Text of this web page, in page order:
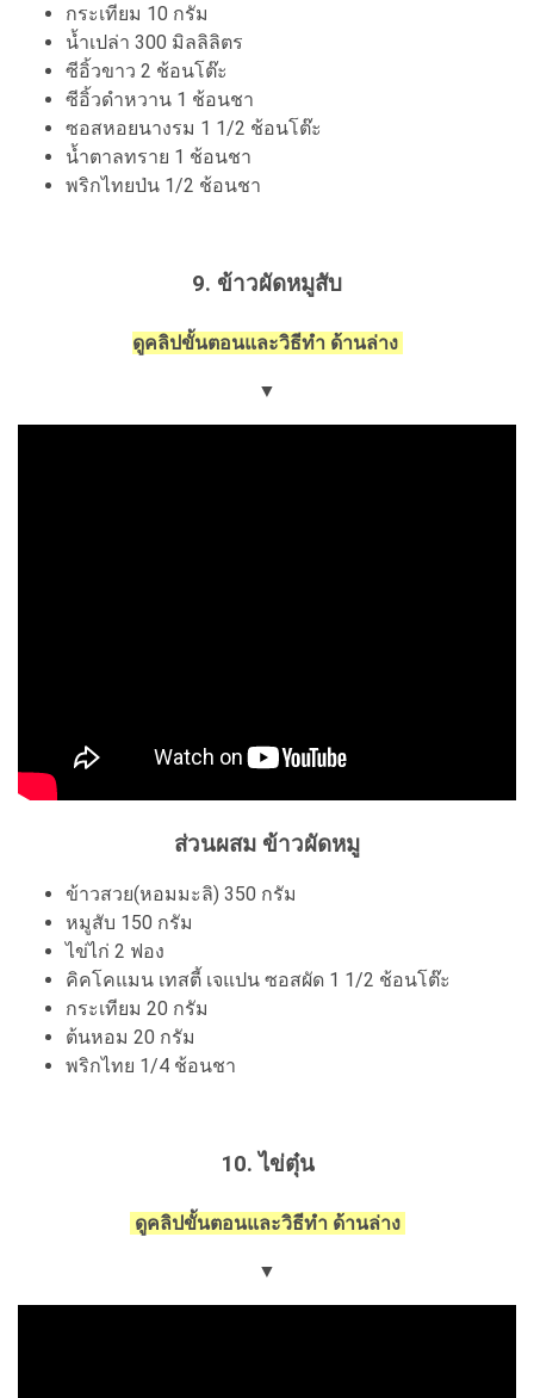
กระเทียม 10 กรัม
น้ำเปล่า 300 มิลลิลิตร
ซีอิ้วขาว 2 ช้อนโต๊ะ
ซีอิ้วดำหวาน 1 ช้อนชา
ซอสหอยนางรม 1 1/2 ช้อนโต๊ะ
น้ำตาลทราย 1 ช้อนชา
พริกไทยป่น 1/2 ช้อนชา
9. ข้าวผัดหมูสับ
ดูคลิปขั้นตอนและวิธีทำ ด้านล่าง
▼
ส่วนผสม ข้าวผัดหมู
ข้าวสวย(หอมมะลิ) 350 กรัม
หมูสับ 150 กรัม
ไข่ไก่ 2 ฟอง
คิคโคแมน เทสตี้ เจแปน ซอสผัด 1 1/2 ช้อนโต๊ะ
กระเทียม 20 กรัม
ต้นหอม 20 กรัม
พริกไทย 1/4 ช้อนชา
10. ไข่ตุ๋น
ดูคลิปขั้นตอนและวิธีทำ ด้านล่าง
▼